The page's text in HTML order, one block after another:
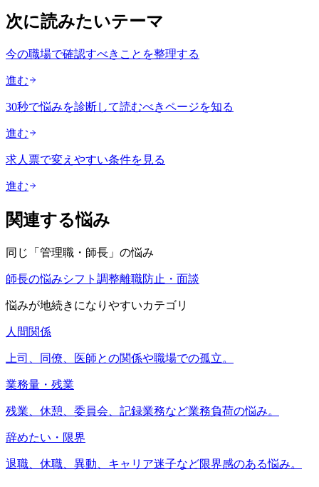
次に読みたいテーマ
今の職場で確認すべきことを整理する
進む
30秒で悩みを診断して読むべきページを知る
進む
求人票で変えやすい条件を見る
進む
関連する悩み
同じ「 管理職・師長 」の悩み
師長の悩みシフト調整離職防止・面談
悩みが地続きになりやすいカテゴリ
人間関係
上司、同僚、医師との関係や職場での孤立。
業務量・残業
残業、休憩、委員会、記録業務など業務負荷の悩み。
辞めたい・限界
退職、休職、異動、キャリア迷子など限界感のある悩み。